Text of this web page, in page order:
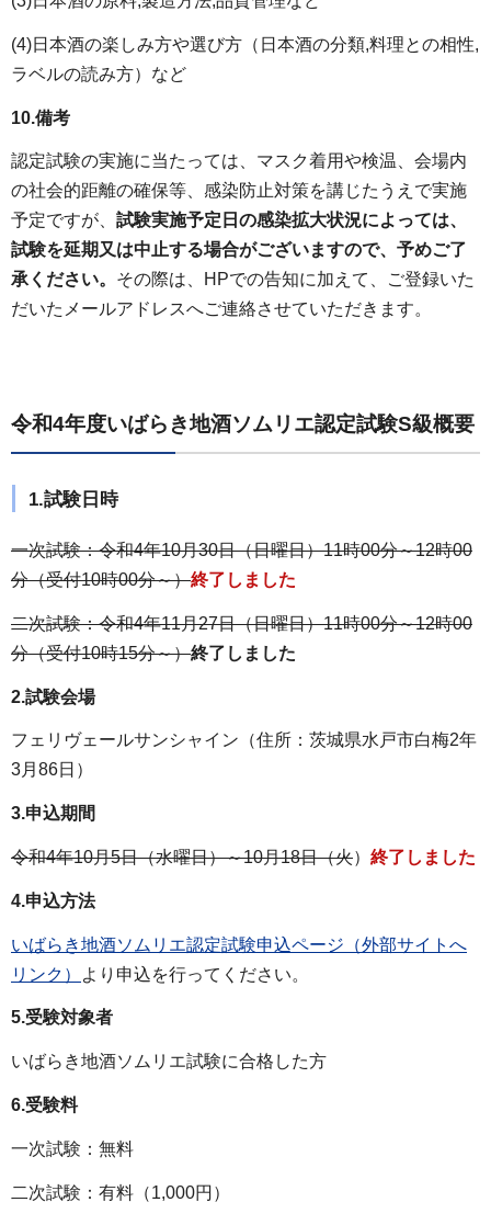
(4)日本酒の楽しみ方や選び方（日本酒の分類,料理との相性,
ラベルの読み方）など
10.備考
認定試験の実施に当たっては、マスク着用や検温、会場内
の社会的距離の確保等、感染防止対策を講じたうえで実施
予定ですが、 試験実施予定日の感染拡大状況によっては、
試験を延期又は中止する場合がございますので、予めご了
承ください。 その際は、HPでの告知に加えて、ご登録いた
だいたメールアドレスへご連絡させていただきます。
令和4年度いばらき地酒ソムリエ認定試験S級概要
1.試験日時
一次試験：令和4年10月30日（日曜日）11時00分～12時00
分（受付10時00分～）終了しました
二次試験：令和4年11月27日（日曜日）11時00分～12時00
分（受付10時15分～）終了しました
2.試験会場
フェリヴェールサンシャイン（住所：茨城県水戸市白梅2年
3月86日）
3.申込期間
令和4年10月5日（水曜日）～10月18日（火） 終了しました
4.申込方法
いばらき地酒ソムリエ認定試験申込ページ（外部サイトへ
リンク）
より申込を行ってください。
5.受験対象者
いばらき地酒ソムリエ試験に合格した方
6.受験料
一次試験：無料
二次試験：有料（1,000円）